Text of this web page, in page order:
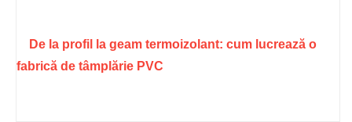
De la profil la geam termoizolant: cum lucrează o
fabrică de tâmplărie PVC